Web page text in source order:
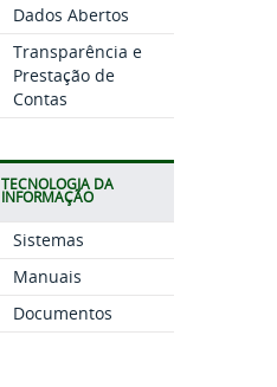
Dados Abertos
Transparência e
Prestação de
Contas
TECNOLOGIA DA
INFORMAÇÃO
Sistemas
Manuais
Documentos